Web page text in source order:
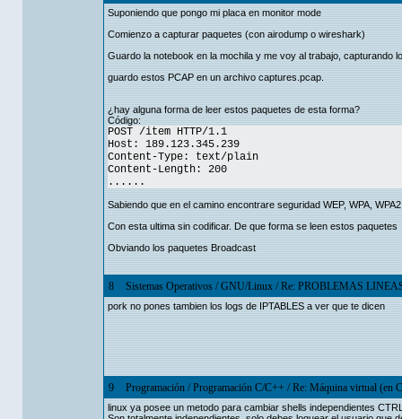
Suponiendo que pongo mi placa en monitor mode
Comienzo a capturar paquetes (con airodump o wireshark)
Guardo la notebook en la mochila y me voy al trabajo, capturando
guardo estos PCAP en un archivo captures.pcap.
¿hay alguna forma de leer estos paquetes de esta forma?
Código:
POST /item HTTP/1.1
Host: 189.123.345.239
Content-Type: text/plain
Content-Length: 200
......
Sabiendo que en el camino encontrare seguridad WEP, WPA,
Con esta ultima sin codificar. De que forma se leen estos paquetes
Obviando los paquetes Broadcast
8 Sistemas Operativos/GNU/Linux/Re: PROBLEMAS
pork no pones tambien los logs de IPTABLES a ver que te dicen
9 Programación/Programación C/C++ /Re: Máquina virtual (en
linux ya posee un metodo para cambiar shells independientes